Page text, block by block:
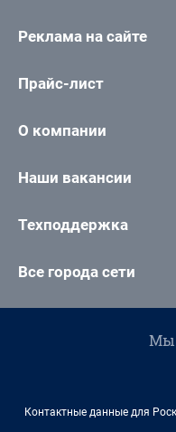
Реклама на сайте
Прайс-лист
О компании
Наши вакансии
Техподдержка
Все города сети
Мы
Контактные данные для